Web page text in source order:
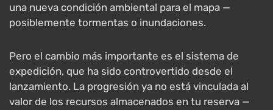
una nueva condición ambiental para el mapa —
posiblemente tormentas o inundaciones.
Pero el cambio más importante es el sistema de
expedición, que ha sido controvertido desde el
lanzamiento. La progresión ya no está vinculada al
valor de los recursos almacenados en tu reserva —